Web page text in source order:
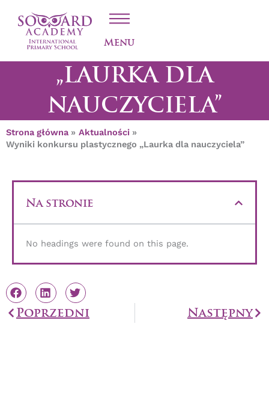
Menu
WYNIKI KONKURSU
PLASTYCZNEGO
„LAURKA DLA
NAUCZYCIELA”
Strona główna
Aktualności
Wyniki konkursu plastycznego „Laurka dla nauczyciela”
Na stronie
No headings were found on this page.
PrevPoprzedni Następny